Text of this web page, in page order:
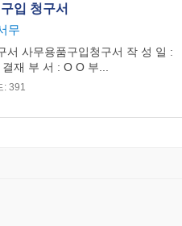
입 청구서
무
서 사무용품구입청구서 작 성 일 :
재 부 서 : O O 부...
: 391